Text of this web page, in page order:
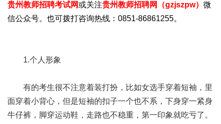
贵州教师招聘考试网或关注贵州教师招聘网（gzjszpw） 微
信公众号。也可拨打咨询热线：0851-86861255。
1.个人形象
有的考生很不注意着装打扮，比如女选手穿着短袖，里
面穿着小背心，但是短袖的扣子一个也不系，下身穿一紧身
牛仔裤，脚穿运动鞋，走路也不稳重，第一印象就吃亏了。